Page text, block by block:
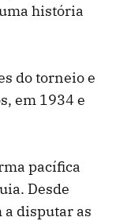
história
do torneio e
em 1934 e
pacífica
Desde
a disputar as